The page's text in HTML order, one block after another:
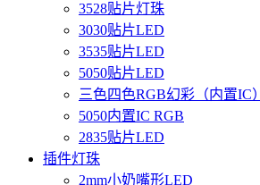
3528贴片灯珠
3030贴片LED
3535贴片LED
5050贴片LED
三色四色RGB幻彩（内置IC）
5050内置IC RGB
2835贴片LED
插件灯珠
2mm小奶嘴形LED